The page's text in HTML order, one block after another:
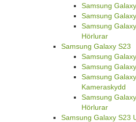
Samsung
Samsung
Samsung
Hörlurar
Samsung Galaxy S23
Samsung
Samsung
Samsung
Kameraskydd
Samsung
Hörlurar
Samsung Galaxy S23